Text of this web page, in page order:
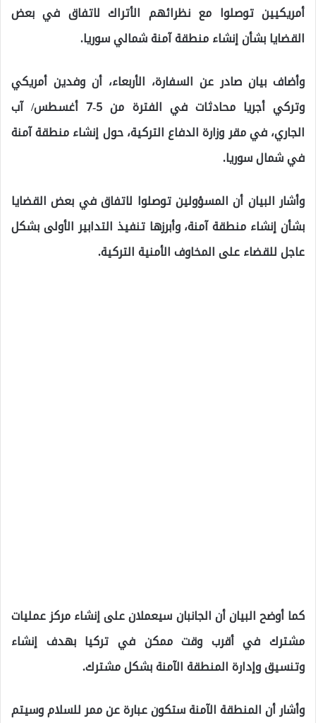
أمريكيين توصلوا مع نظرائهم الأتراك لاتفاق في بعض
القضايا بشأن إنشاء منطقة آمنة شمالي سوريا.
وأضاف بيان صادر عن السفارة، الأربعاء، أن وفدين أمريكي
وتركي أجريا محادثات في الفترة من 5-7 أغسطس/ آب
الجاري، في مقر وزارة الدفاع التركية، حول إنشاء منطقة آمنة
في شمال سوريا.
وأشار البيان أن المسؤولين توصلوا لاتفاق في بعض القضايا
بشأن إنشاء منطقة آمنة، وأبرزها تنفيذ التدابير الأولى بشكل
عاجل للقضاء على المخاوف الأمنية التركية.
كما أوضح البيان أن الجانبان سيعملان على إنشاء مركز عمليات
مشترك في أقرب وقت ممكن في تركيا بهدف إنشاء
وتنسيق وإدارة المنطقة الآمنة بشكل مشترك.
وأشار أن المنطقة الآمنة ستكون عبارة عن ممر للسلام وسيتم